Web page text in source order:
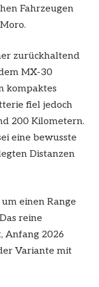
Fahrzeugen
zurückhaltend
MX-30
kompaktes
fiel jedoch
200 Kilometern.
eine bewusste
Distanzen
einen Range
reine
Anfang 2026
Variante mit